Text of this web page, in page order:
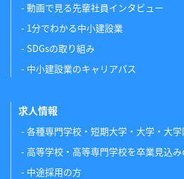
動画で見る先輩社員インタビュー
1分でわかる中小建設業
SDGsの取り組み
中小建設業のキャリアパス
求人情報
各種専門学校・短期大学・大学・大
高等学校・高等専門学校を卒業見込
中途採用の方